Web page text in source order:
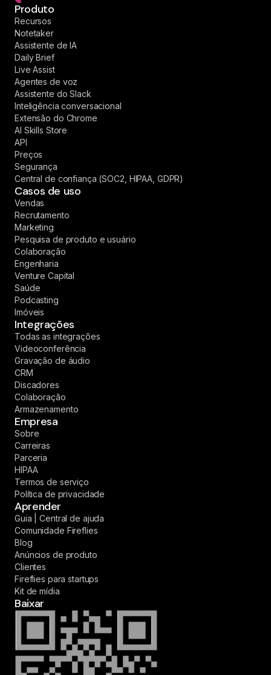
Produto
Recursos
Notetaker
Assistente de IA
Daily Brief
Live Assist
Agentes de voz
Assistente do Slack
Inteligência conversacional
Extensão do Chrome
AI Skills Store
API
Preços
Segurança
Central de confiança (SOC2, HIPAA, GDPR)
Casos de uso
Vendas
Recrutamento
Marketing
Pesquisa de produto e usuário
Colaboração
Engenharia
Venture Capital
Saúde
Podcasting
Imóveis
Integrações
Todas as integrações
Videoconferência
Gravação de áudio
CRM
Discadores
Colaboração
Armazenamento
Empresa
Sobre
Carreiras
Parceria
HIPAA
Termos de serviço
Política de privacidade
Aprender
Guia | Central de ajuda
Comunidade Fireflies
Blog
Anúncios de produto
Clientes
Fireflies para startups
Kit de mídia
Baixar